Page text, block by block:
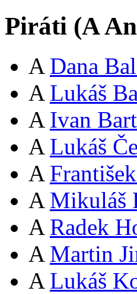
Piráti (A
A Dana
A Lukáš
A Ivan
A Lukáš
A
A Mikuláš
A Radek
A Martin
A Lukáš